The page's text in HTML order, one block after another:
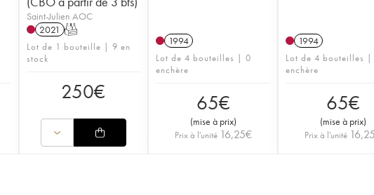
Saint-Julien AOC
2021 T
Lot de 1 bouteille | 9 en
stock
250€
1994
Lot de 4 bouteilles | 0
enchère
65€
(mise à prix)
Prix à l'unité 16,25€
1994
Lot de 4 bouteilles |
enchère
65€
(mise à prix)
Prix à l'unité 16,25